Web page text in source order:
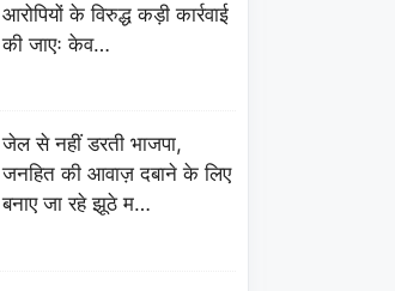
आरोपियों के विरुद्ध कड़ी कार्रवाई
की जाएः केव…
जेल से नहीं डरती भाजपा,
जनहित की आवाज़ दबाने के लिए
बनाए जा रहे झूठे म…